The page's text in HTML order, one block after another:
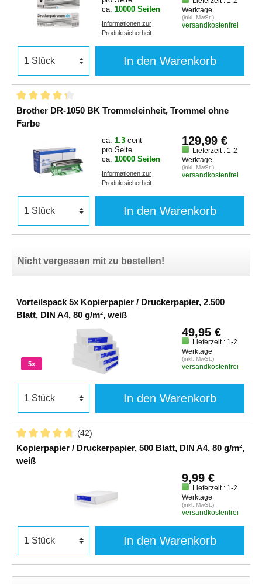
ca. 10000 Seiten
Informationen zur
Produktsicherheit
Werktage
(inkl. MwSt.)
versandkostenfrei
In den Warenkorb
Brother DR-1050 BK Trommeleinheit, Trommel ohne
Farbe
ca. 1.3 cent
pro Seite
ca. 10000 Seiten
Informationen zur
Produktsicherheit
129,99 €
Lieferzeit : 1-2
Werktage
(inkl. MwSt.)
versandkostenfrei
In den Warenkorb
Nicht vergessen mit zu bestellen!
Vorteilspack 5x Kopierpapier / Druckerpapier, 2.500
Blatt, DIN A4, 80 g/m², weiß
5x
49,95 €
Lieferzeit : 1-2
Werktage
(inkl. MwSt.)
versandkostenfrei
In den Warenkorb
(42)
Kopierpapier / Druckerpapier, 500 Blatt, DIN A4, 80 g/m²,
weiß
9,99 €
Lieferzeit : 1-2
Werktage
(inkl. MwSt.)
versandkostenfrei
In den Warenkorb